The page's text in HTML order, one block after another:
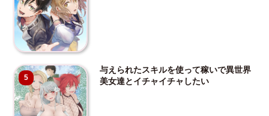
5
与えられたスキルを使って稼いで異世界
美女達とイチャイチャしたい